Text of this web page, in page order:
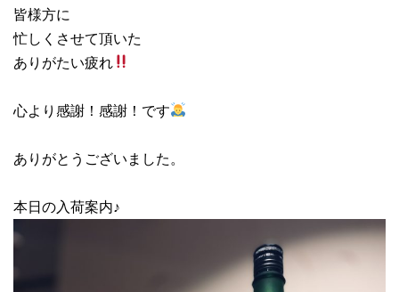
皆様方に
忙しくさせて頂いた
ありがたい疲れ
心より感謝！感謝！です
ありがとうございました。
本日の入荷案内♪